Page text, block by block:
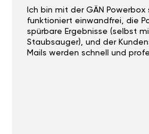
Ich bin mit der GÄN
funktioniert einwandfrei, die
spürbare Ergebnisse (selbst
Staubsauger), und der
Mails werden schnell und